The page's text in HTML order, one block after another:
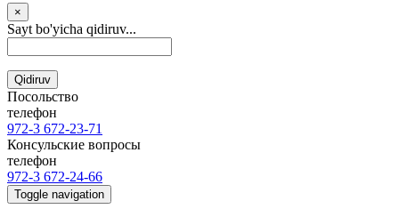
×
Sayt bo'yicha qidiruv...
Qidiruv
Посольство
телефон
972-3 672-23-71
Консульские вопросы
телефон
972-3 672-24-66
Toggle navigation